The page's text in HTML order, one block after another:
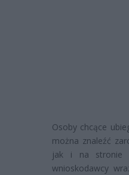
Osoby chcące
można znaleźć
jak i na stronie
wnioskodawcy